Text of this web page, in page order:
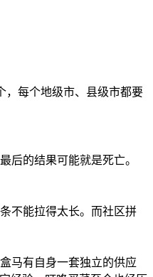
，每个地级市、县级市都要
后的结果可能就是死亡。
不能拉得太长。而社区拼
马有自身一套独立的供应